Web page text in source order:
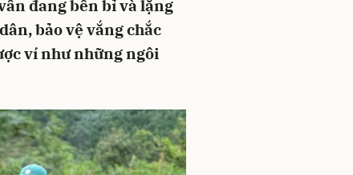
đang bền bỉ và lặng
bảo vệ vắng chắc
ví như những ngôi